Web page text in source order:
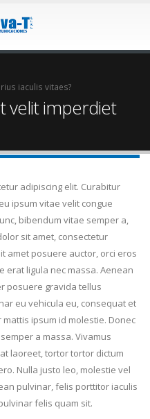
iaculis vitaes?
velit imperdiet
adipiscing elit. Curabitur
ipsum vitae velit congue
bibendum vitae semper a,
sit amet, consectetur
amet posuere auctor, orci eros
erat ligula nec massa. Aenean
posuere gravida tellus
eu vehicula eu, consequat et
ipsum id molestie. Donec
a massa. Vivamus
laoreet, tortor tortor dictum
Nulla justo leo, molestie vel
pulvinar, felis porttitor iaculis
felis quam sit.